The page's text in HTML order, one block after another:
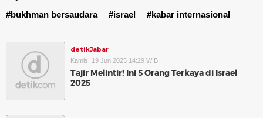
#bukhman bersaudara
#israel #kabar internasional
detikJabar
Kamis, 19 Jun 2025 14:29 WIB
Tajir Melintir! Ini 5 Orang Terkaya di Israel
2025